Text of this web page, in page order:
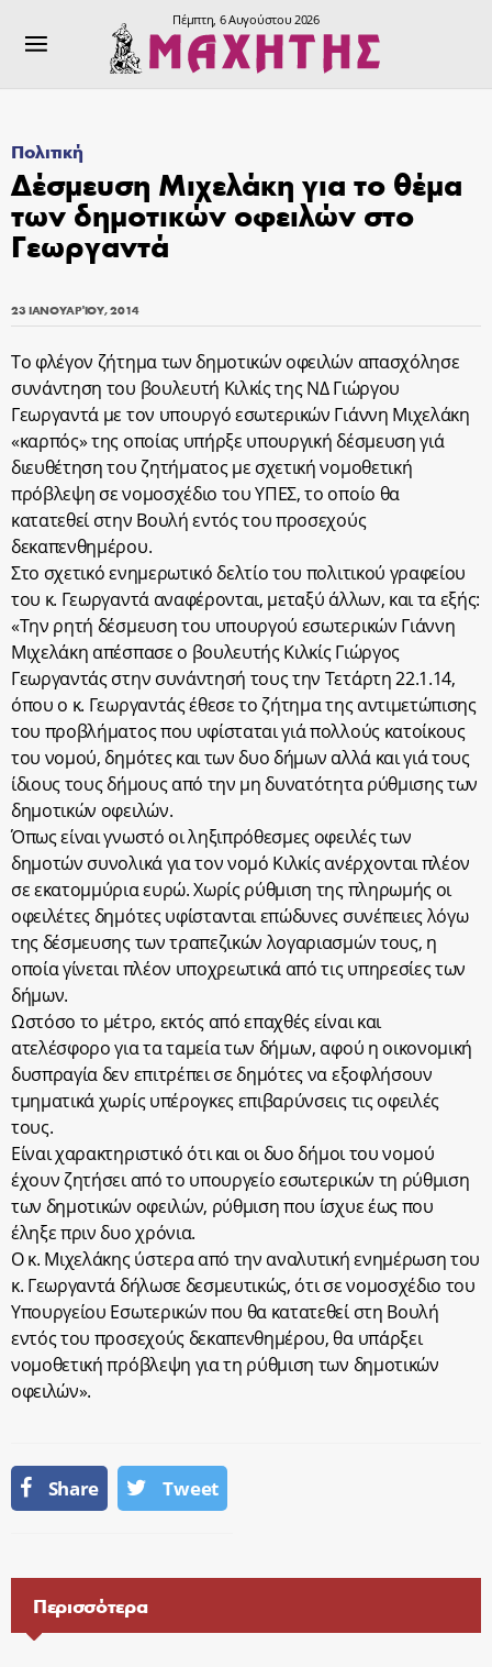
Πέμπτη, 6 Αυγούστου 2026
Πολιτική
Δέσμευση Μιχελάκη για το θέμα
των δημοτικών οφειλών στο
Γεωργαντά
23 ΙΑΝΟΥΑΡΊΟΥ, 2014
Το φλέγον ζήτημα των δημοτικών οφειλών απασχόλησε
συνάντηση του βουλευτή Κιλκίς της ΝΔ Γιώργου
Γεωργαντά με τον υπουργό εσωτερικών Γιάννη Μιχελάκη
«καρπός» της οποίας υπήρξε υπουργική δέσμευση γιά
διευθέτηση του ζητήματος με σχετική νομοθετική
πρόβλεψη σε νομοσχέδιο του ΥΠΕΣ, το οποίο θα
κατατεθεί στην Βουλή εντός του προσεχούς
δεκαπενθημέρου.
Στο σχετικό ενημερωτικό δελτίο του πολιτικού γραφείου
του κ. Γεωργαντά αναφέρονται, μεταξύ άλλων, και τα εξής:
«Την ρητή δέσμευση του υπουργού εσωτερικών Γιάννη
Μιχελάκη απέσπασε ο βουλευτής Κιλκίς Γιώργος
Γεωργαντάς στην συνάντησή τους την Τετάρτη 22.1.14,
όπου ο κ. Γεωργαντάς έθεσε το ζήτημα της αντιμετώπισης
του προβλήματος που υφίσταται γιά πολλούς κατοίκους
του νομού, δημότες και των δυο δήμων αλλά και γιά τους
ίδιους τους δήμους από την μη δυνατότητα ρύθμισης των
δημοτικών οφειλών.
Όπως είναι γνωστό οι ληξιπρόθεσμες οφειλές των
δημοτών συνολικά για τον νομό Κιλκίς ανέρχονται πλέον
σε εκατομμύρια ευρώ. Χωρίς ρύθμιση της πληρωμής οι
οφειλέτες δημότες υφίστανται επώδυνες συνέπειες λόγω
της δέσμευσης των τραπεζικών λογαριασμών τους, η
οποία γίνεται πλέον υποχρεωτικά από τις υπηρεσίες των
δήμων.
Ωστόσο το μέτρο, εκτός από επαχθές είναι και
ατελέσφορο για τα ταμεία των δήμων, αφού η οικονομική
δυσπραγία δεν επιτρέπει σε δημότες να εξοφλήσουν
τμηματικά χωρίς υπέρογκες επιβαρύνσεις τις οφειλές
τους.
Είναι χαρακτηριστικό ότι και οι δυο δήμοι του νομού
έχουν ζητήσει από το υπουργείο εσωτερικών τη ρύθμιση
των δημοτικών οφειλών, ρύθμιση που ίσχυε έως που
έληξε πριν δυο χρόνια.
Ο κ. Μιχελάκης ύστερα από την αναλυτική ενημέρωση του
κ. Γεωργαντά δήλωσε δεσμευτικώς, ότι σε νομοσχέδιο του
Υπουργείου Εσωτερικών που θα κατατεθεί στη Βουλή
εντός του προσεχούς δεκαπενθημέρου, θα υπάρξει
νομοθετική πρόβλεψη για τη ρύθμιση των δημοτικών
οφειλών».
Share Tweet
Περισσότερα